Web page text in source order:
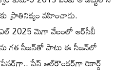
ప్రాతినిథ్యం వహించాడు.
2025 మెగా వేలంలో ఆర్‌సీబీ
గత సీజన్‌తో పాటు ఈ సీజన్‌లో
పేసర్‌గా.. పేస్ ఆల్‌రౌండర్‌గా రికార్డ్